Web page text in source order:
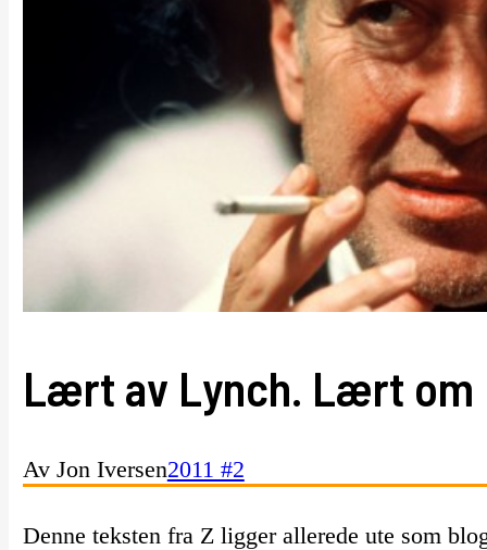
Lært av Lynch. Lært om
Av Jon Iversen2011 #2
Denne teksten fra Z ligger allerede ute som